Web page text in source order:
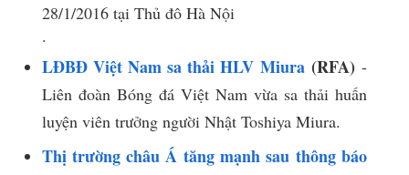
28/1/2016 tại Thủ đô Hà Nội
​.​
LĐBĐ Việt Nam sa thải HLV Miura(RFA) -
Liên đoàn Bóng đá Việt Nam vừa sa thải huấn
luyện viên trưởng người Nhật Toshiya Miura.
Thị trường châu Á tăng mạnh sau thông báo